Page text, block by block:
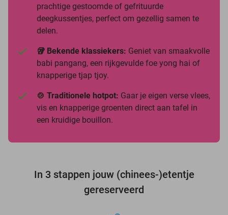
prachtige gestoomde of gefrituurde
deegkussentjes, perfect om gezellig samen te
delen.
🥡 Bekende klassiekers: Geniet van smaakvolle
babi pangang, een rijkgevulde foe yong hai of
knapperige tjap tjoy.
🍲 Traditionele hotpot: Gaar je eigen verse vlees,
vis en knapperige groenten direct aan tafel in
een kruidige bouillon.
In 3 stappen jouw (chinees-)etentje
gereserveerd